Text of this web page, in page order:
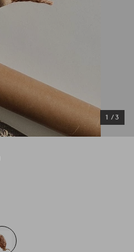
1 /3